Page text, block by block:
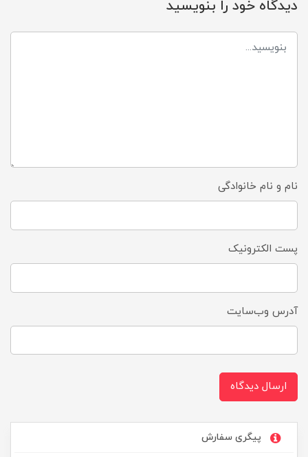
دیدگاه خود را بنویسید
نام و نام خانوادگی
پست الکترونیک
آدرس وب‌سایت
ارسال دیدگاه
پیگری سفارش